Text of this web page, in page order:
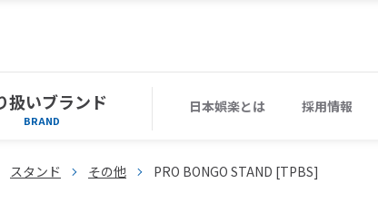
扱いブランド
BRAND
日本娯楽とは 採用情報
スタンド その他 PRO BONGO STAND [TPBS]